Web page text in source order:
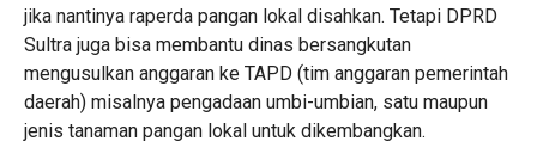
jika nantinya raperda pangan lokal disahkan. Tetapi DPRD
Sultra juga bisa membantu dinas bersangkutan
mengusulkan anggaran ke TAPD (tim anggaran pemerintah
daerah) misalnya pengadaan umbi-umbian, satu maupun
jenis tanaman pangan lokal untuk dikembangkan.